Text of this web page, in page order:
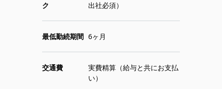
ク
出社必須）
最低勤続期間 6ヶ月
交通費
実費精算（給与と共にお支払
い）